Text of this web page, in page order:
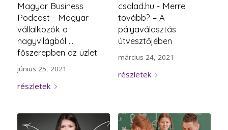
Magyar Business
Podcast - Magyar
vállalkozók a
nagyvilágból ...
főszerepben az üzlet
június 25, 2021
részletek
csalad.hu - Merre
tovább? – A
pályaválasztás
útvesztőjében
március 24, 2021
részletek